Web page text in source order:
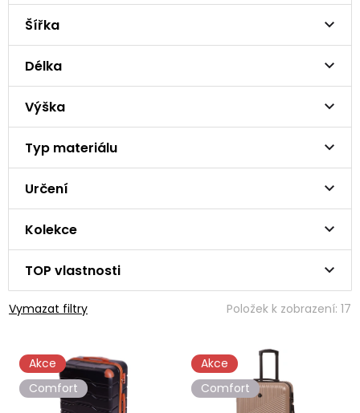
Šířka
Délka
Výška
Typ materiálu
Určení
Kolekce
TOP vlastnosti
Vymazat filtry Položek k zobrazení: 17
Akce
Comfort
Akce
Comfort